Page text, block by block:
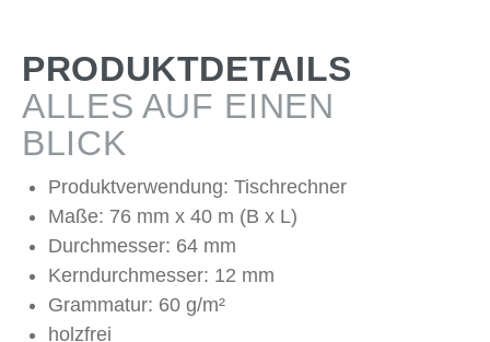
PRODUKTDETAILS
ALLES AUF EINEN
BLICK
Produktverwendung: Tischrechner
Maße: 76 mm x 40 m (B x L)
Durchmesser: 64 mm
Kerndurchmesser: 12 mm
Grammatur: 60 g/m²
holzfrei